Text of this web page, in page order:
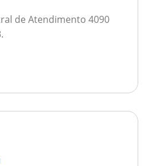
de Atendimento 4090